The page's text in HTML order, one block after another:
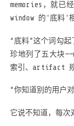
memories，就已
window 的'底料'
“底料”这个词勾
珍地列了五大块
索引、artifact 规
“你知道别的用户
它说不知道，每次